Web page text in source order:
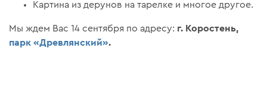
Картина из дерунов на тарелке и многое другое.
Мы ждем Вас 14 сентября по адресу: г. Коростень,
парк «Древлянский».